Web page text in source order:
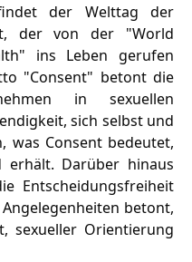
der Welttag der
der von der "World
ins Leben gerufen
"Consent" betont die
in sexuellen
sich selbst und
was Consent bedeutet,
Darüber hinaus
Entscheidungsfreiheit
betont,
sexueller Orientierung